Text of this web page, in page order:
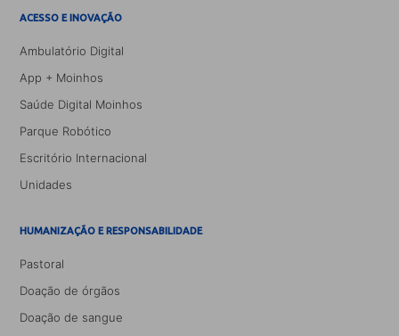
ACESSO E INOVAÇÃO
Ambulatório Digital
App + Moinhos
Saúde Digital Moinhos
Parque Robótico
Escritório Internacional
Unidades
HUMANIZAÇÃO E RESPONSABILIDADE
Pastoral
Doação de órgãos
Doação de sangue